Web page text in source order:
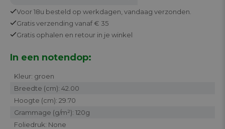
Voor 18u besteld op werkdagen, vandaag verzonden.
Gratisverzending vanaf € 35
Gratis ophalen en retour in je winkel
In een notendop:
Kleur: groen
Breedte (cm): 42.00
Hoogte (cm): 29.70
Grammage (g/m²): 120g
Foliedruk: None